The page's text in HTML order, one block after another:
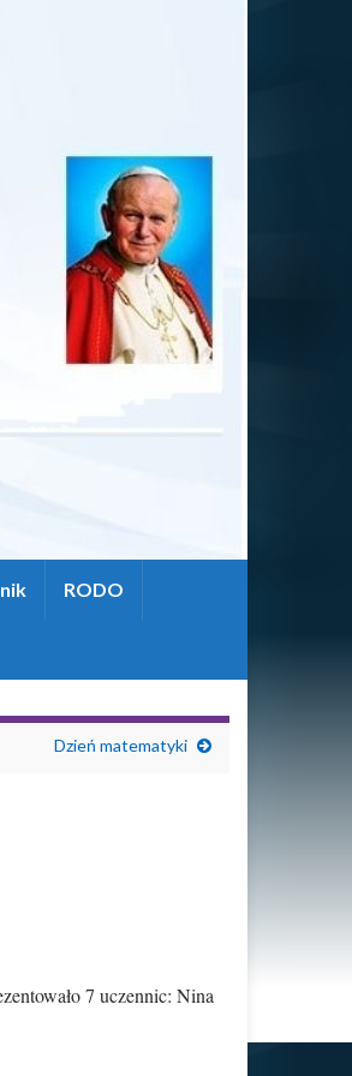
RODO
Dzień matematyki
7 uczennic: Nina